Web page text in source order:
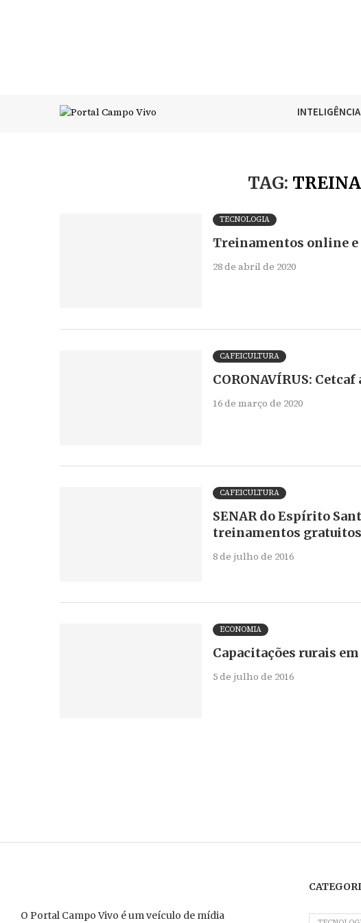
INTELIGÊNCIA
TAG:
TECNOLOGIA
Treinamentos online
28 de abril de 2020
CAFEICULTURA
CORONAVÍRUS:
16 de março de 2020
CAFEICULTURA
SENAR do Espírito
treinamentos gratuitos
8 de julho de 2016
ECONOMIA
Capacitações rurais
5 de julho de 2016
O Portal Campo Vivo é um veículo de mídia